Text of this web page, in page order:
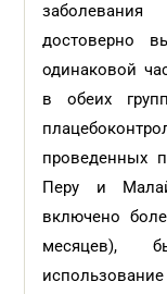
достоверно
одинаковой
в обеих
проведенных
Перу и
включено
месяцев),